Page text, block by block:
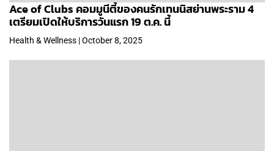
Ace of Clubs คอมมูนีตี้ของคนรักเทนนิสย่านพระราม 4
เตรียมเปิดให้บริการวันแรก 19 ต.ค. นี้
Health & Wellness | October 8, 2025